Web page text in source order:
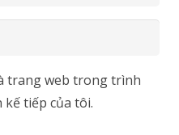
trang web trong trình
tiếp của tôi.